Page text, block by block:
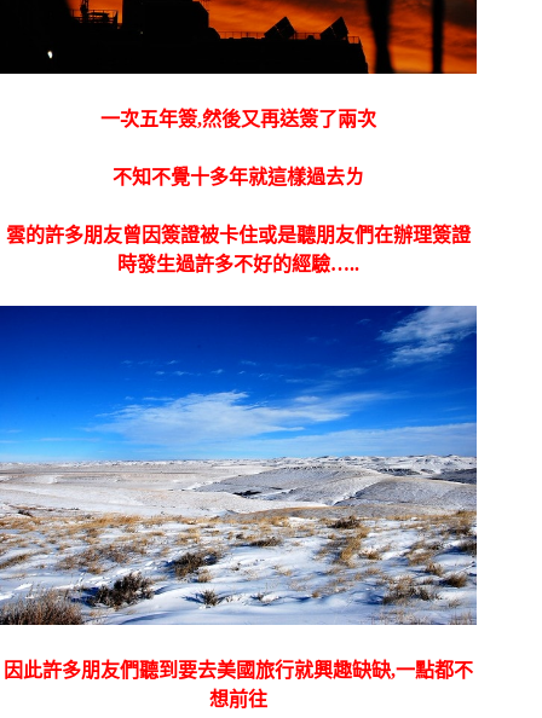
一次五年簽,然後又再送簽了兩次
不知不覺十多年就這樣過去ㄌ
雲的許多朋友曾因簽證被卡住或是聽朋友們在辦理簽證
時發生過許多不好的經驗…..
因此許多朋友們聽到要去美國旅行就興趣缺缺,一點都不
想前往